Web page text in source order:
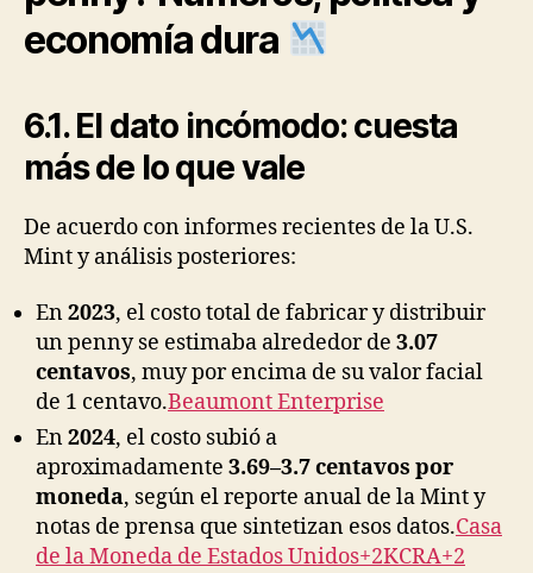
economía dura
6.1. El dato incómodo: cuesta
más de lo que vale
De acuerdo con informes recientes de la U.S.
Mint y análisis posteriores:
En2023, el costo total de fabricar y distribuir
un penny se estimaba alrededor de 3.07
centavos, muy por encima de su valor facial
de 1 centavo.Beaumont Enterprise
En2024, el costo subió a
aproximadamente 3.69–3.7 centavos por
moneda, según el reporte anual de la Mint y
notas de prensa que sintetizan esos datos.Casa
de la Moneda de Estados Unidos+2KCRA+2